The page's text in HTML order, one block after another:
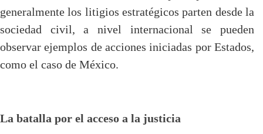
generalmente los litigios estratégicos parten desde la
sociedad civil, a nivel internacional se pueden
observar ejemplos de acciones iniciadas por Estados,
como el caso de México.
La batalla por el acceso a la justicia